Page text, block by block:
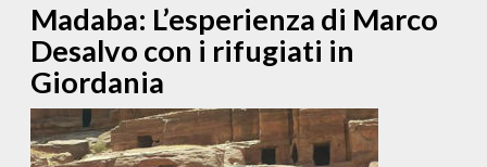
Madaba: L’esperienza di Marco
Desalvo con i rifugiati in
Giordania